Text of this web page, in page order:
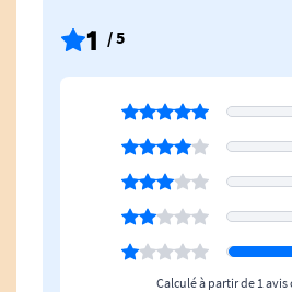
1 / 5
Calculé à partir de 1 avis